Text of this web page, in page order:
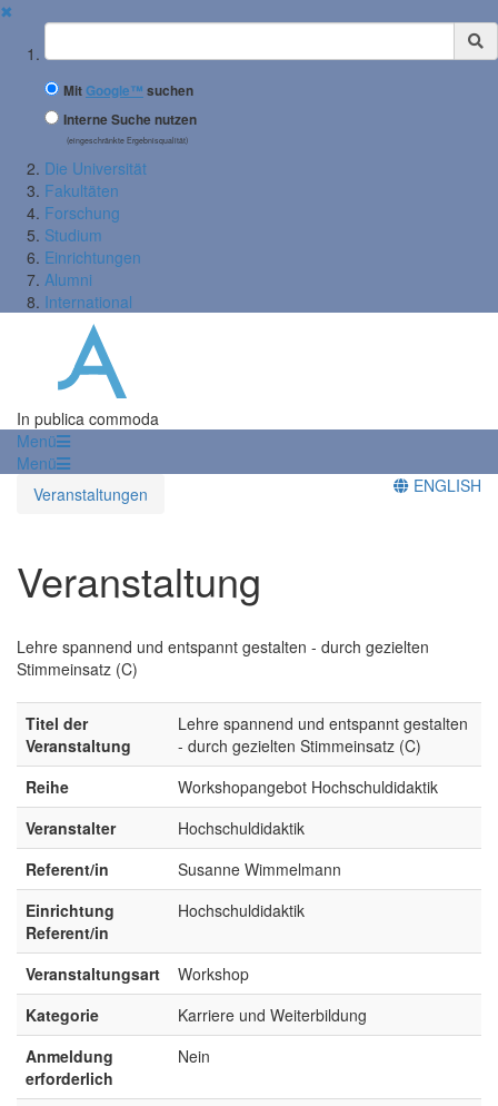
✖
Suchbegriff
MitGoogle™ suchen
Interne Suche nutzen
(eingeschränkte Ergebnisqualität)
Die Universität
Fakultäten
Forschung
Studium
Einrichtungen
Alumni
International
In publica commoda
Menü
Menü
Veranstaltungen
ENGLISH
Veranstaltung
Lehre spannend und entspannt gestalten - durch gezielten
Stimmeinsatz (C)
Titel der
Veranstaltung
Lehre spannend und entspannt gestalten
- durch gezielten Stimmeinsatz (C)
Reihe
Workshopangebot Hochschuldidaktik
Veranstalter
Hochschuldidaktik
Referent/in
Susanne Wimmelmann
Einrichtung
Referent/in
Hochschuldidaktik
Veranstaltungsart
Workshop
Kategorie
Karriere und Weiterbildung
Anmeldung
erforderlich
Nein